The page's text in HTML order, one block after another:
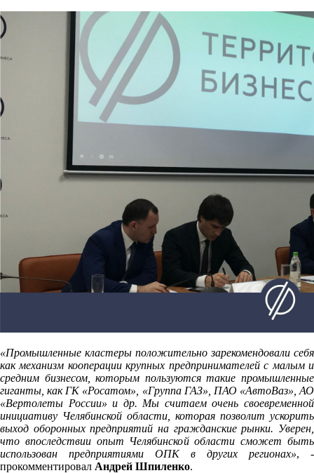
«Промышленные кластеры положительно зарекомендовали себя
как механизм кооперации крупных предпринимателей с малым и
средним бизнесом, которым пользуются такие промышленные
гиганты, как ГК «Росатом», «Группа ГАЗ», ПАО «АвтоВаз», АО
«Вертолеты России» и др. Мы считаем очень своевременной
инициативу Челябинской области, которая позволит ускорить
выход оборонных предприятий на гражданские рынки. Уверен,
что впоследствии опыт Челябинской области сможет быть
использован предприятиями ОПК в других регионах», -
прокомментировал Андрей Шпиленко.